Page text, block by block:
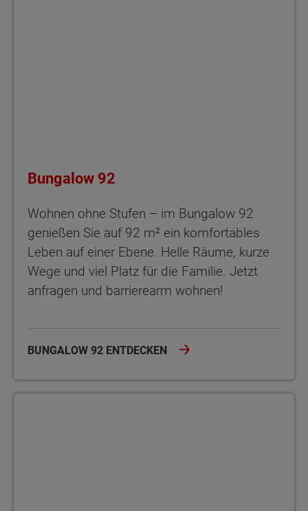
Bungalow 92
Wohnen ohne Stufen – im Bungalow 92
genießen Sie auf 92 m² ein komfortables
Leben auf einer Ebene. Helle Räume, kurze
Wege und viel Platz für die Familie. Jetzt
anfragen und barrierearm wohnen!
BUNGALOW 92 ENTDECKEN